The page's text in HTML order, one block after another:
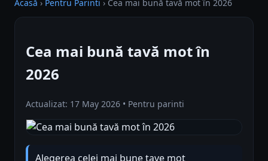
Acasă › Pentru Parinti › Cea mai bună tavă mot în 2026
Cea mai bună tavă mot în
2026
Actualizat: 17 May 2026 • Pentru parinti
Alegerea celei mai bune tave mot